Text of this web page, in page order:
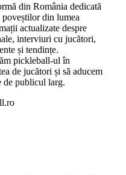
din România dedicată
din lumea
actualizate despre
interviuri cu jucători,
și tendințe.
pickleball-ul în
de jucători și să aducem
de publicul larg.